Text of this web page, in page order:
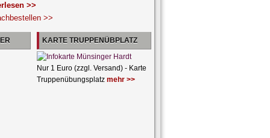
>>
>>
KARTE TRUPPENÜBPLATZ
Nur 1 Euro (zzgl. Versand) - Karte
Truppenübungsplatz mehr >>